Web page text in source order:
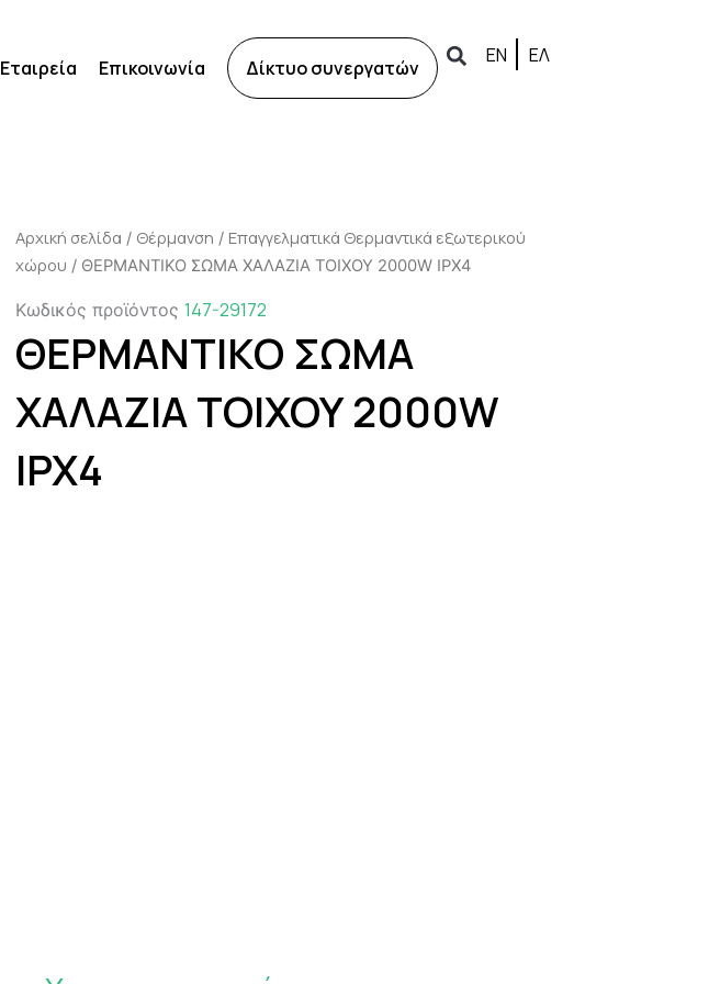
Εταιρεία Επικοινωνία Δίκτυο συνεργατών
ΕΝ ΕΛ
Αρχική σελίδα / Θέρμανση / Επαγγελματικά Θερμαντικά εξωτερικού
χώρου / ΘΕΡΜΑΝΤΙΚΟ ΣΩΜΑ ΧΑΛΑΖΙΑ ΤΟΙΧΟΥ 2000W IPX4
Κωδικός προϊόντος 147-29172
ΘΕΡΜΑΝΤΙΚΟ ΣΩΜΑ
ΧΑΛΑΖΙΑ ΤΟΙΧΟΥ 2000W
IPX4